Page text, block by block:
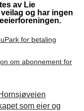
av Lie
og har ingen
for betaling
om abonnement for
som eier og